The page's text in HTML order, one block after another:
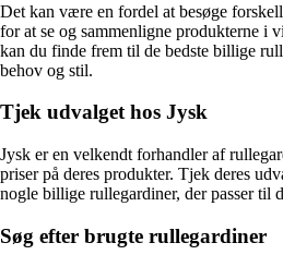
Det kan være en fordel at besøge
for at se og sammenligne produkterne i
kan du finde frem til de bedste billige
behov og stil.
Tjek udvalget hos Jysk
Jysk er en velkendt forhandler af
priser på deres produkter. Tjek deres
nogle billige rullegardiner, der passer til
Søg efter brugte rullegardiner